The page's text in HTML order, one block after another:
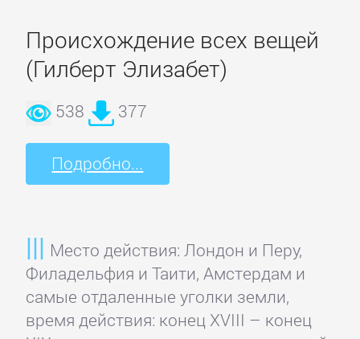
Происхождение всех вещей
(Гилберт Элизабет)
538 377
Подробно...
Место действия: Лондон и Перу,
Филадельфия и Таити, Амстердам и
самые отдаленные уголки земли,
время действия: конец XVIII – конец
Исторические
детективы
Классические
детективы
Политические
детективы